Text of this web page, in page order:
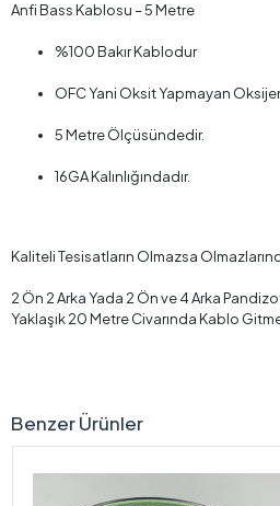
Anfi Bass Kablosu – 5 Metre
%100 Bakır Kablodur
OFC Yani Oksit Yapmayan Oksijeni
5 Metre Ölçüsündedir.
16GA Kalınlığındadır.
Kaliteli Tesisatların Olmazsa
2 Ön 2 Arka Yada 2 Ön ve 4 Arka
Yaklaşık 20 Metre Civarında Kablo
Benzer Ürünler